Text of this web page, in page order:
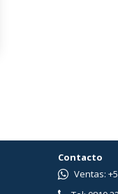
Contacto
Ventas: